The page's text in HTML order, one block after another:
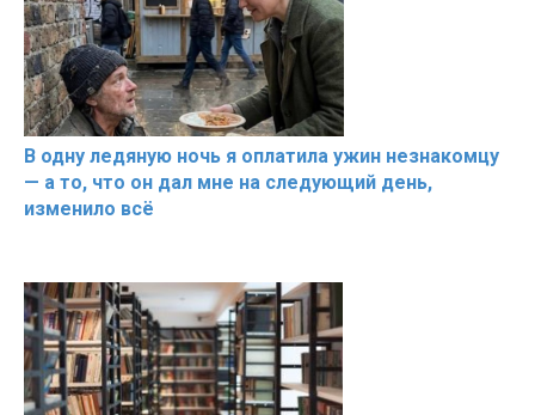
В одну ледяную ночь я оплатила ужин незнакомцу
— а то, что он дал мне на следующий день,
изменило всё